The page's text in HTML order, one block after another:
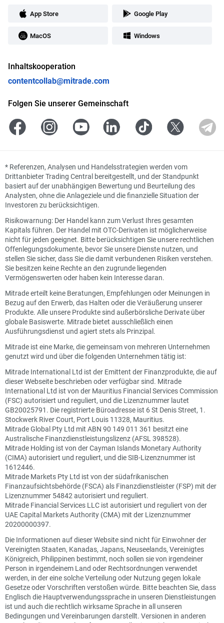
App Store Google Play
MacOS Windows
Inhaltskooperation
contentcollab@mitrade.com
Folgen Sie unserer Gemeinschaft
* Referenzen, Analysen und Handelsstrategien werden vom
Drittanbieter Trading Central bereitgestellt, und der Standpunkt
basiert auf der unabhängigen Bewertung und Beurteilung des
Analysten, ohne die Anlageziele und die finanzielle Situation der
Investoren zu berücksichtigen.
Risikowarnung: Der Handel kann zum Verlust Ihres gesamten
Kapitals führen. Der Handel mit OTC-Derivaten ist möglicherweise
nicht für jeden geeignet. Bitte berücksichtigen Sie unsere rechtlichen
Offenlegungsdokumente, bevor Sie unsere Dienste nutzen, und
stellen Sie sicher, dass Sie die damit verbundenen Risiken verstehen.
Sie besitzen keine Rechte an den zugrunde liegenden
Vermögenswerten oder haben kein Interesse daran.
Mitrade erteilt keine Beratungen, Empfehlungen oder Meinungen in
Bezug auf den Erwerb, das Halten oder die Veräußerung unserer
Produkte. Alle unsere Produkte sind außerbörsliche Derivate über
globale Basiswerte. Mitrade bietet ausschließlich einen
Ausführungsdienst und agiert stets als Prinzipal.
Mitrade ist eine Marke, die gemeinsam von mehreren Unternehmen
genutzt wird und über die folgenden Unternehmen tätig ist:
Mitrade International Ltd ist der Emittent der Finanzprodukte, die auf
dieser Webseite beschrieben oder verfügbar sind. Mitrade
International Ltd ist von der Mauritius Financial Services Commission
(FSC) autorisiert und reguliert, und die Lizenznummer lautet
GB20025791. Die registrierte Büroadresse ist 6 St Denis Street, 1.
Stockwerk River Court, Port Louis 11328, Mauritius.
Mitrade Global Pty Ltd mit ABN 90 149 011 361 besitzt eine
Australische Finanzdienstleistungslizenz (AFSL 398528).
Mitrade Holding ist von der Cayman Islands Monetary Authority
(CIMA) autorisiert und reguliert, und die SIB-Lizenznummer ist
1612446.
Mitrade Markets Pty Ltd ist von der südafrikanischen
Finanzaufsichtsbehörde (FSCA) als Finanzdienstleister (FSP) mit der
Lizenznummer 54842 autorisiert und reguliert.
Mitrade Financial Services LLC ist autorisiert und reguliert von der
UAE Capital Markets Authority (CMA) mit der Lizenznummer
20200000397.
Die Informationen auf dieser Website sind nicht für Einwohner der
Vereinigten Staaten, Kanadas, Japans, Neuseelands, Vereinigtes
Königreich, Philippinen bestimmt, noch sollen sie von irgendeiner
Person in irgendeinem Land oder Rechtsordnungen verwendet
werden, in der eine solche Verteilung oder Nutzung gegen lokale
Gesetze oder Vorschriften verstoßen würde. Bitte beachten Sie, dass
Englisch die Hauptverwendungssprache in unseren Dienstleistungen
ist und auch die rechtlich wirksame Sprache in all unseren
Bedingungen und Vereinbarungen darstellt. Versionen in anderen